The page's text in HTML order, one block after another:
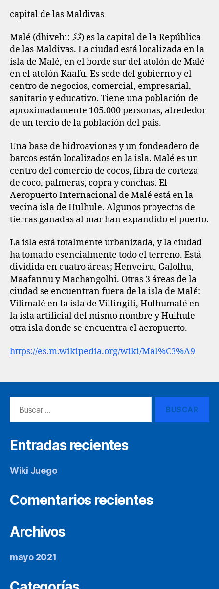
capital de las Maldivas
Malé (dhivehi: މާލެ) es la capital de la República
de las Maldivas. La ciudad está localizada en la
isla de Malé, en el borde sur del atolón de Malé
en el atolón Kaafu. Es sede del gobierno y el
centro de negocios, comercial, empresarial,
sanitario y educativo. Tiene una población de
aproximadamente 105.000 personas, alrededor
de un tercio de la población del país.
Una base de hidroaviones y un fondeadero de
barcos están localizados en la isla. Malé es un
centro del comercio de cocos, fibra de corteza
de coco, palmeras, copra y conchas. El
Aeropuerto Internacional de Malé está en la
vecina isla de Hulhule. Algunos proyectos de
tierras ganadas al mar han expandido el puerto.
La isla está totalmente urbanizada, y la ciudad
ha tomado esencialmente todo el terreno. Está
dividida en cuatro áreas; Henveiru, Galolhu,
Maafannu y Machangolhi. Otras 3 áreas de la
ciudad se encuentran fuera de la isla de Malé:
Vilimalé en la isla de Villingili, Hulhumalé en
la isla artificial del mismo nombre y Hulhule
otra isla donde se encuentra el aeropuerto.
https://es.m.wikipedia.org/wiki/Mal%C3%A9
Entradas recientes
Wiki Juego
Comentarios recientes
Archivos
mayo 2021